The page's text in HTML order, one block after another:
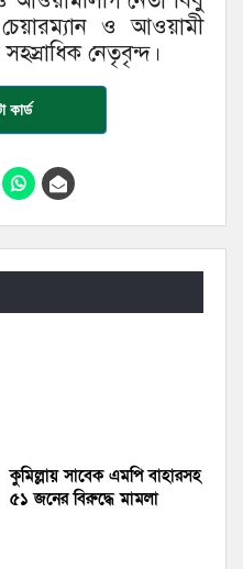
ও আওয়ামী
নেতৃবৃন্দ।
কার্ড
কুমিল্লায় সাবেক এমপি বাহারসহ
৫১ জনের বিরুদ্ধে মামলা